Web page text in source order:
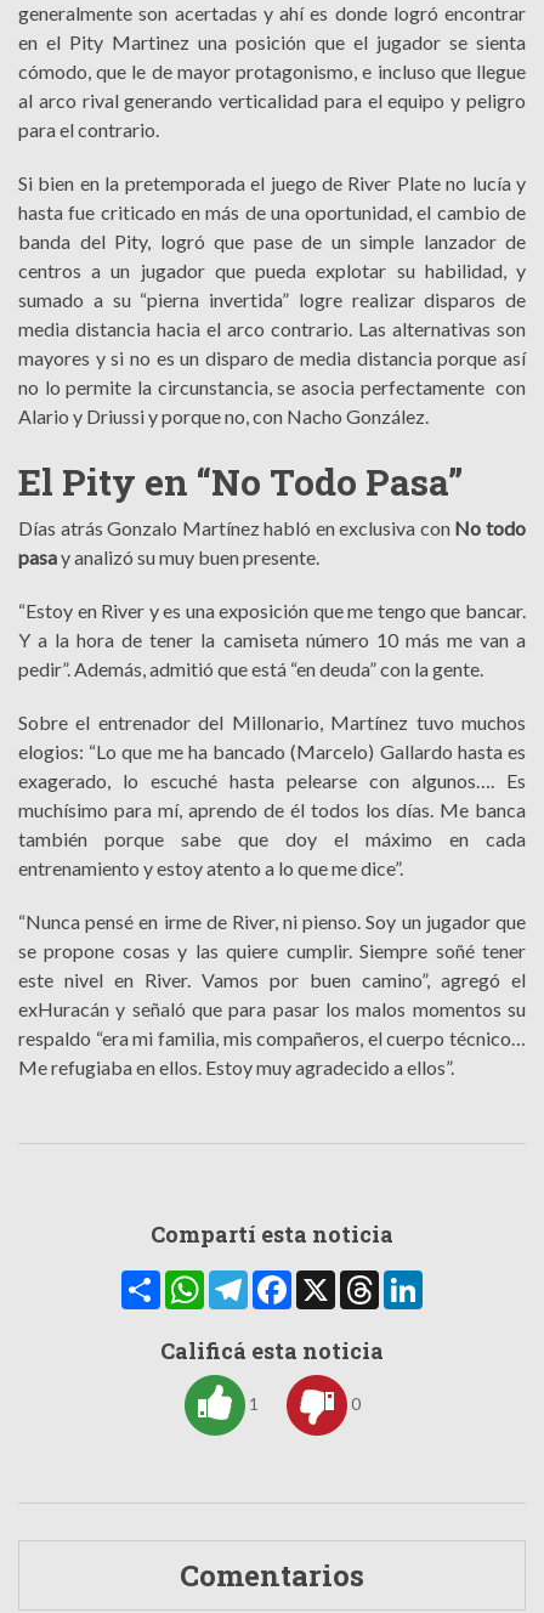
generalmente son acertadas y ahí es donde logró encontrar
en el Pity Martinez una posición que el jugador se sienta
cómodo, que le de mayor protagonismo, e incluso que llegue
al arco rival generando verticalidad para el equipo y peligro
para el contrario.
Si bien en la pretemporada el juego de River Plate no lucía y
hasta fue criticado en más de una oportunidad, el cambio de
banda del Pity, logró que pase de un simple lanzador de
centros a un jugador que pueda explotar su habilidad, y
sumado a su “pierna invertida” logre realizar disparos de
media distancia hacia el arco contrario. Las alternativas son
mayores y si no es un disparo de media distancia porque así
no lo permite la circunstancia, se asocia perfectamente con
Alario y Driussi y porque no, con Nacho González.
El Pity en “No Todo Pasa”
Días atrás Gonzalo Martínez habló en exclusiva con No todo
pasay analizó su muy buen presente.
“Estoy en River y es una exposición que me tengo que bancar.
Y a la hora de tener la camiseta número 10 más me van a
pedir”. Además, admitió que está “en deuda” con la gente.
Sobre el entrenador del Millonario, Martínez tuvo muchos
elogios: “Lo que me ha bancado (Marcelo) Gallardo hasta es
exagerado, lo escuché hasta pelearse con algunos…. Es
muchísimo para mí, aprendo de él todos los días. Me banca
también porque sabe que doy el máximo en cada
entrenamiento y estoy atento a lo que me dice”.
“Nunca pensé en irme de River, ni pienso. Soy un jugador que
se propone cosas y las quiere cumplir. Siempre soñé tener
este nivel en River. Vamos por buen camino”, agregó el
exHuracán y señaló que para pasar los malos momentos su
respaldo “era mi familia, mis compañeros, el cuerpo técnico…
Me refugiaba en ellos. Estoy muy agradecido a ellos”.
Compartí esta noticia
CompartirWhatsAppTelegramFacebook
X Threads
Calificá esta noticia
1 0
Comentarios